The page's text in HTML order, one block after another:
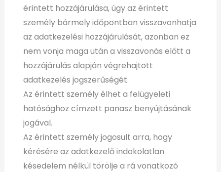
érintett hozzájárulása, úgy az érintett
személy bármely időpontban visszavonhatja
az adatkezelési hozzájárulását, azonban ez
nem vonja maga után a visszavonás előtt a
hozzájárulás alapján végrehajtott
adatkezelés jogszerűségét.
Az érintett személy élhet a felügyeleti
hatósághoz címzett panasz benyújtásának
jogával.
Az érintett személy jogosult arra, hogy
kérésére az adatkezelő indokolatlan
késedelem nélkül törölje a rá vonatkozó